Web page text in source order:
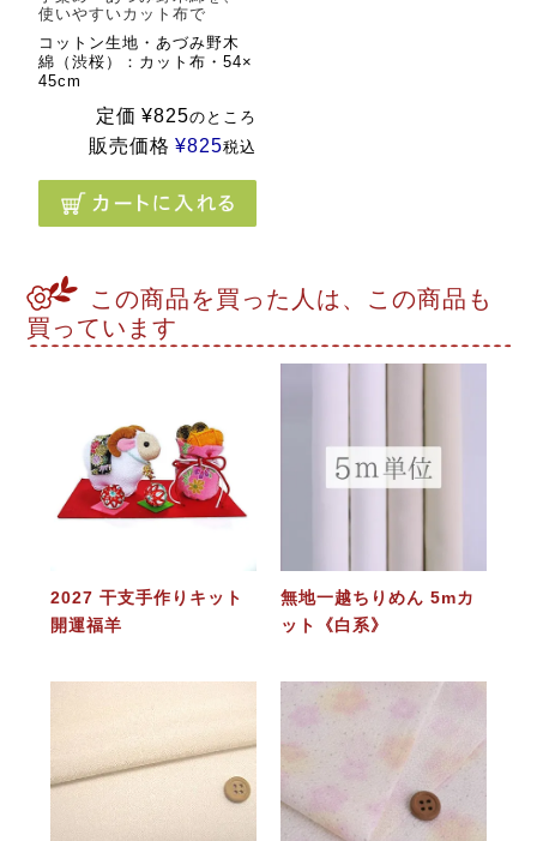
使いやすいカット布で
コットン生地・あづみ野木
綿（渋桜）：カット布・54×
45cm
定価 ¥825のところ
販売価格 ¥825税込
この商品を買った人は、この商品も
買っています
2027 干支手作りキット
開運福羊
無地一越ちりめん 5mカ
ット《白系》